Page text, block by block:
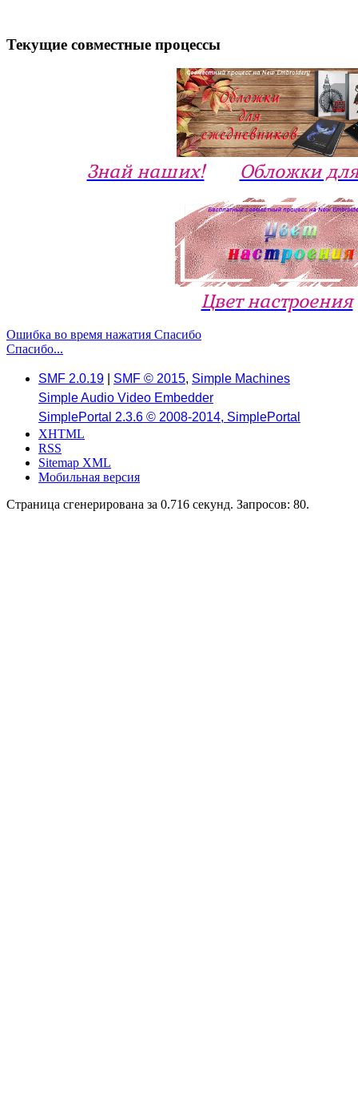
Текущие совместные процессы
Знай наших! Обложки
Цвет настроения
Ошибка во время нажатия Спасибо
Спасибо...
SMF 2.0.19 SMF © 2015, Simple Machines
Simple Audio Video Embedder
SimplePortal 2.3.6 © 2008-2014, SimplePortal
XHTML
RSS
Sitemap XML
Мобильная версия
Страница сгенерирована за 0.716 секунд. Запросов: 80.